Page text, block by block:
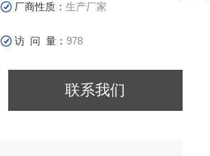
厂商性质：生产厂家
访 问 量：978
联系我们